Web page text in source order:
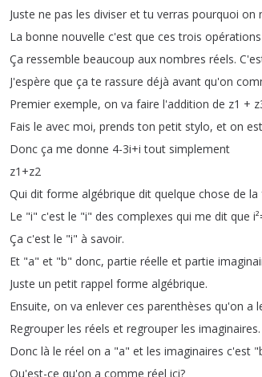
Juste ne pas les diviser et tu verras pourquoi on
La bonne nouvelle c'est que ces trois opérations
Ça ressemble beaucoup aux nombres réels.
J'espère que ça te rassure déjà avant qu'on
Premier exemple, on va faire l'addition de z1 +
Fais le avec moi, prends ton petit stylo, et on est
Donc ça me donne 4-3i+i tout simplement
z1+z2
Qui dit forme algébrique dit quelque chose de la
Le "i" c'est le "i" des complexes qui me dit que i²
Ça c'est le "i" à savoir.
Et "a" et "b" donc, partie réelle et partie
Juste un petit rappel forme algébrique.
Ensuite, on va enlever ces parenthèses qu'on a
Regrouper les réels et regrouper les imaginaires.
Donc là le réel on a "a" et les imaginaires c'est "
Qu'est-ce qu'on a comme réel ici?